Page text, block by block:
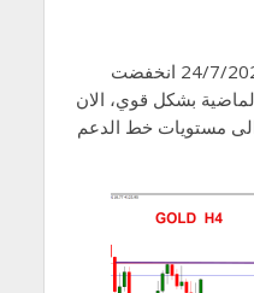
التحليل الفني الذهب اليوم 24/7/2026 انخفضت
بشكل قوي، الان
مستويات خط الدعم